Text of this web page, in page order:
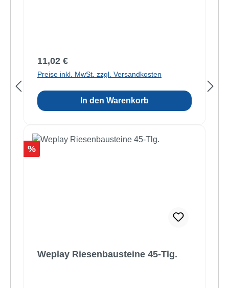
Regulärer Preis:
11,02 €
Preise inkl. MwSt. zzgl. Versandkosten
In den Warenkorb
Rabatt
%
Weplay Riesenbausteine 45-Tlg.